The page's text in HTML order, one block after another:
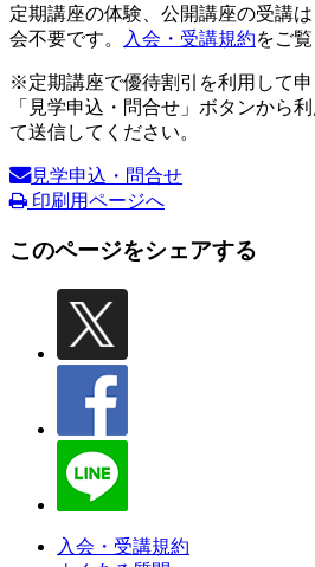
定期講座の体験、公開講座の受講
会不要です。
入会・受講規約をご覧
※定期講座で優待割引を利用して申
「見学申込・問合せ」ボタンから
て送信してください。
見学申込・問合せ
印刷用ページへ
このページをシェアする
入会・受講規約